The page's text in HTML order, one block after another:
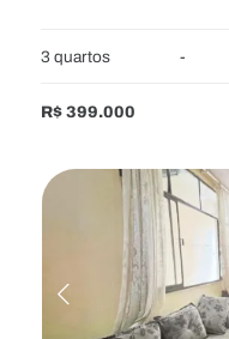
3 quartos -
R$ 399.000